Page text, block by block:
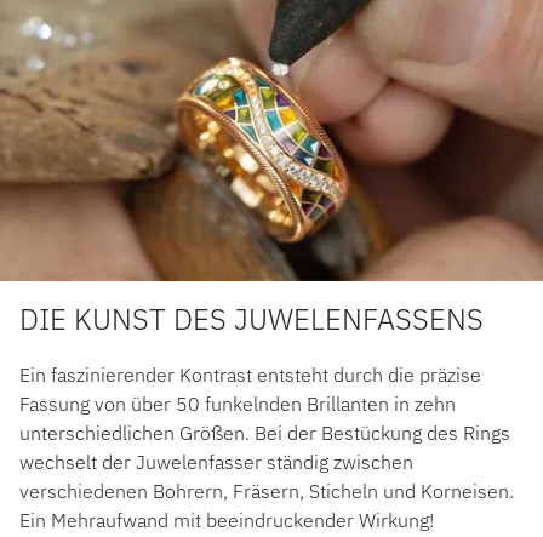
DIE KUNST DES JUWELENFASSENS
Ein faszinierender Kontrast entsteht durch die präzise
Fassung von über 50 funkelnden Brillanten in zehn
unterschiedlichen Größen. Bei der Bestückung des Rings
wechselt der Juwelenfasser ständig zwischen
verschiedenen Bohrern, Fräsern, Sticheln und Korneisen.
Ein Mehraufwand mit beeindruckender Wirkung!